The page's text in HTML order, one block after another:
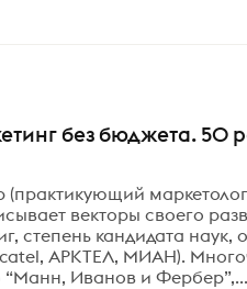
без бюджета. 50
(практикующий
векторы своего
степень кандидата
АРКТЕЛ, МИАН).
“Манн, Иванов и Фербер”,...